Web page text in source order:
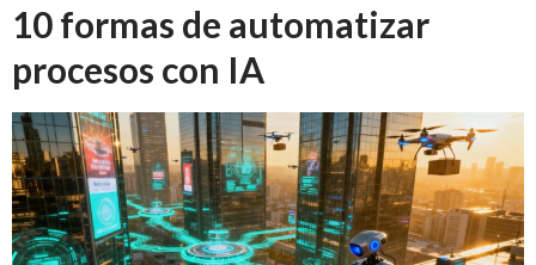
10 formas de automatizar
procesos con IA